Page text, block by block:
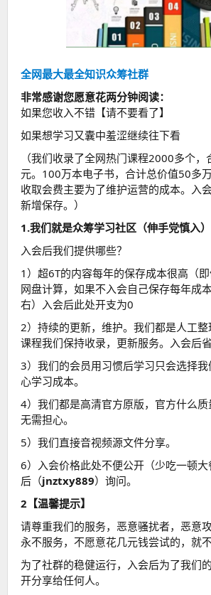
全网最大最全知识众筹社群
非常感谢您愿意花两分钟阅读：
如果您收入不错【请不要看了】
如果想学习又囊中羞涩继续往下看
（我们收录了全网热门课程2000多个
元。100万本电子书，合计总价值50多
收取会费主要为了维护运营的成本。入
新增保存。）
1.我们就是众筹学习社区（伸手党慎入）
入会后我们提供哪些？
1）超6T的内容每年的保存成本很高（
网盘计算，如果不入会自己保存每年成
右）入会后此处开支为0
2）持续的更新，维护。我们都是人工
课程我们保持收录，更新服务。入会后省
3）我们的会员用习惯后学习只会选择
心学习成本。
4）我们都是高清官方原版，官方什么质
无需担心。
5）我们直接音视频源文件分享。
6）入会价格此处不便公开（少吃一顿
后（jnztxy889）询问。
2【温馨提示】
请尊重我们的服务，恶意骚扰者，恶意
永不服务，不愿意花几元钱尝试的，就
为了社群的稳健运行，入会后为了我们
开分享给任何人。